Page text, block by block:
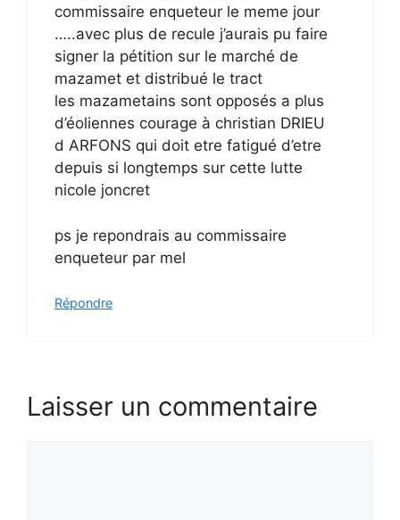
commissaire enqueteur le meme jour
…..avec plus de recule j’aurais pu faire
signer la pétition sur le marché de
mazamet et distribué le tract
les mazametains sont opposés a plus
d’éoliennes courage à christian DRIEU
d ARFONS qui doit etre fatigué d’etre
depuis si longtemps sur cette lutte
nicole joncret
ps je repondrais au commissaire
enqueteur par mel
Répondre
Laisser un commentaire